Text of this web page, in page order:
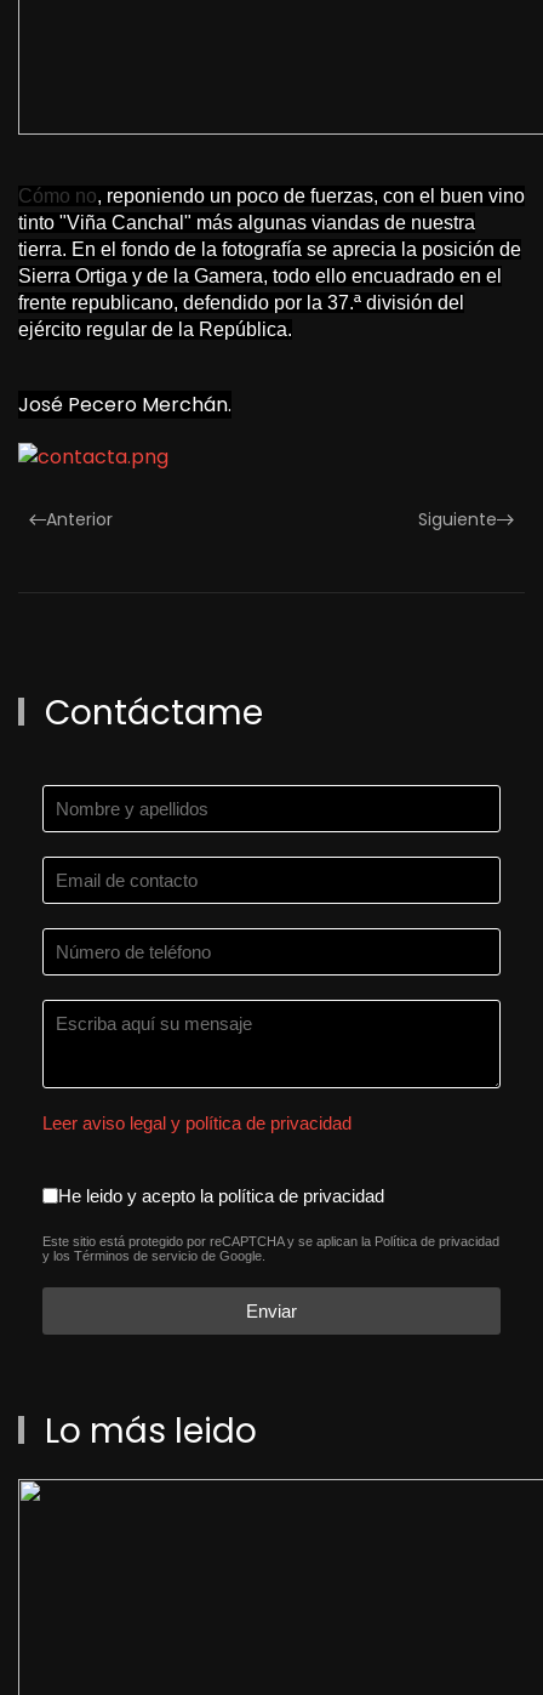
Cómo no, reponiendo un poco de fuerzas, con el buen vino
tinto "Viña Canchal" más algunas viandas de nuestra
tierra. En el fondo de la fotografía se aprecia la posición de
Sierra Ortiga y de la Gamera, todo ello encuadrado en el
frente republicano, defendido por la 37.ª división del
ejército regular de la República.
José Pecero Merchán.
Anterior Siguiente
Contáctame
Leer aviso legal y política de privacidad
aceptacion política de
He leido y acepto la política de privacidad
reCAPTCHA*
Este sitio está protegido por reCAPTCHA y se aplican la Política de privacidad
y los Términos de servicio de Google.
Enviar
Lo más leido